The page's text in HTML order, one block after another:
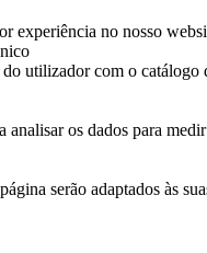
experiência no nosso
utilizador com o catálogo
analisar os dados para
serão adaptados às